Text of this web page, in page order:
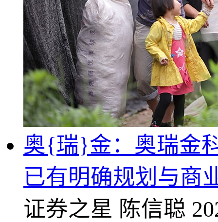
奥{瑞}金：奥瑞金
已有明确规划与商
证券之星 陈信聪